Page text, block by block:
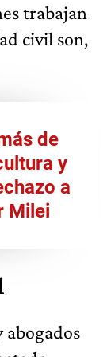
trabajan
civil son,
de
y
a
Milei
abogados